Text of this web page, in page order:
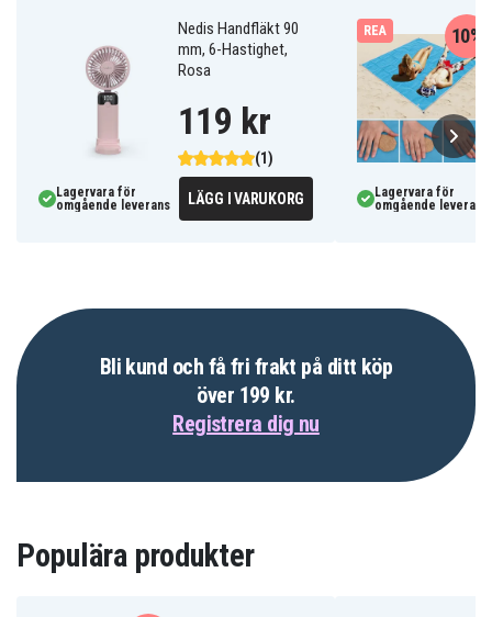
Nedis Handfläkt 90
mm, 6-Hastighet,
Rosa
(1)
119 kr
Lagervara för
omgående leverans
LÄGG I VARUKORG
REA 10%
Lagervara för
omgående leverans
Bli kund och få fri frakt på ditt köp
över 199 kr.
Registrera dig nu
Populära produkter